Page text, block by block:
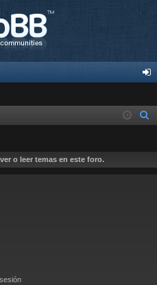
nti
ar
o leer temas en este foro.